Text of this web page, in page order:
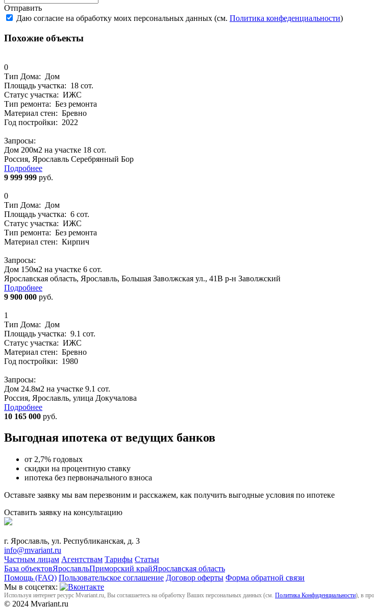
Отправить
Даю согласие на обработку моих персональных данных (см. Политика конфеденциальности)
Похожие объекты
0
Тип Дома: Дом
Площадь участка: 18 сот.
Статус участка: ИЖС
Тип ремонта: Без ремонта
Материал стен: Бревно
Год постройки: 2022
Запросы:
Дом 200м2 на участке 18 сот.
Россия, Ярославль Серебрянный Бор
Подробнее
9 999 999 руб.
0
Тип Дома: Дом
Площадь участка: 6 сот.
Статус участка: ИЖС
Тип ремонта: Без ремонта
Материал стен: Кирпич
Запросы:
Дом 150м2 на участке 6 сот.
Ярославская область, Ярославль, Большая Заволжская ул., 41В р-н Заволжский
Подробнее
9 900 000 руб.
1
Тип Дома: Дом
Площадь участка: 9.1 сот.
Статус участка: ИЖС
Материал стен: Бревно
Год постройки: 1980
Запросы:
Дом 24.8м2 на участке 9.1 сот.
Россия, Ярославль, улица Докучалова
Подробнее
10 165 000 руб.
Выгодная ипотека от ведущих банков
от 2,7% годовых
скидки на процентную ставку
ипотека без первоначального взноса
Оставьте заявку мы вам перезвоним и расскажем, как получить выгодные условия по ипотеке
Оставить заявку на консультацию
г. Ярославль, ул. Республиканская, д. 3
info@mvariant.ru
Частным лицам Агентствам Тарифы Статьи
База объектовЯрославльПриморский крайЯрославская область
Помощь (FAQ) Пользовательское соглашение Договор оферты Форма обратной связи
Мы в соцсетях:
Используя интернет ресурс Mvariant.ru, Вы соглашаетесь на обработку Ваших персональных данных (см. Политика Конфиденциальности), в
© 2024 Mvariant.ru